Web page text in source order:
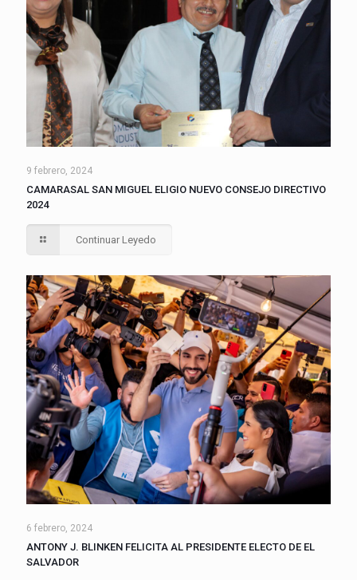
9 febrero, 2024
CAMARASAL SAN MIGUEL ELIGIO NUEVO CONSEJO DIRECTIVO
2024
Continuar Leyedo
6 febrero, 2024
ANTONY J. BLINKEN FELICITA AL PRESIDENTE ELECTO DE EL
SALVADOR